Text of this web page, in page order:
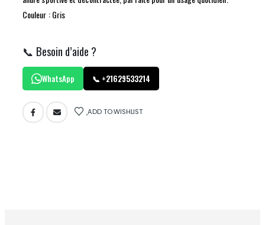
Couleur : Gris
📞 Besoin d’aide ?
WhatsApp 📞 +21629533214
ADD TO WISHLIST